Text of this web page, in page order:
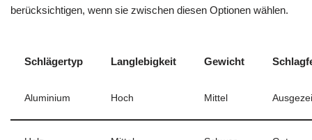
berücksichtigen, wenn sie zwischen diesen Optionen wählen.
Schlägertyp Langlebigkeit Gewicht
Aluminium Hoch Mittel